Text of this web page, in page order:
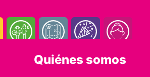
Quiénes somos